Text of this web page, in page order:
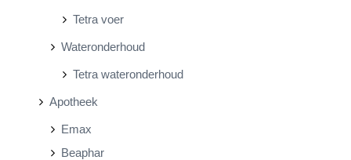
Tetra voer
Wateronderhoud
Tetra wateronderhoud
Apotheek
Emax
Beaphar